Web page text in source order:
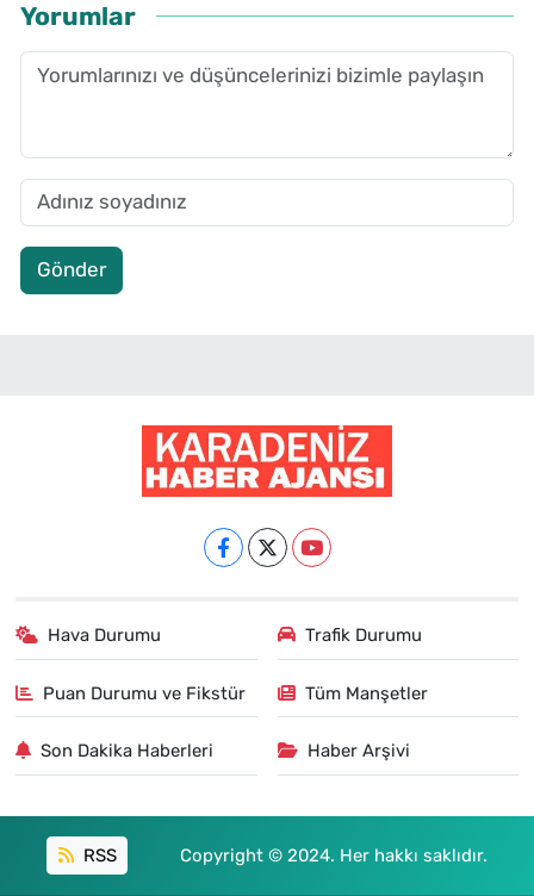
Yorumlar
Gönder
Hava Durumu Trafik Durumu
Puan Durumu ve Fikstür Tüm Manşetler
Son Dakika Haberleri Haber Arşivi
RSS Copyright © 2024. Her hakkı saklıdır.